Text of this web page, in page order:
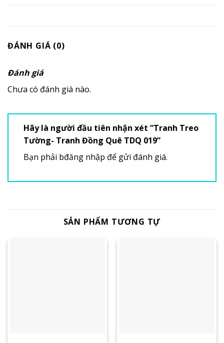
ĐÁNH GIÁ (0)
Đánh giá
Chưa có đánh giá nào.
Hãy là người đầu tiên nhận xét “Tranh Treo
Tường- Tranh Đồng Quê TDQ 019”
Bạn phải bđăng nhập để gửi đánh giá.
SẢN PHẨM TƯƠNG TỰ